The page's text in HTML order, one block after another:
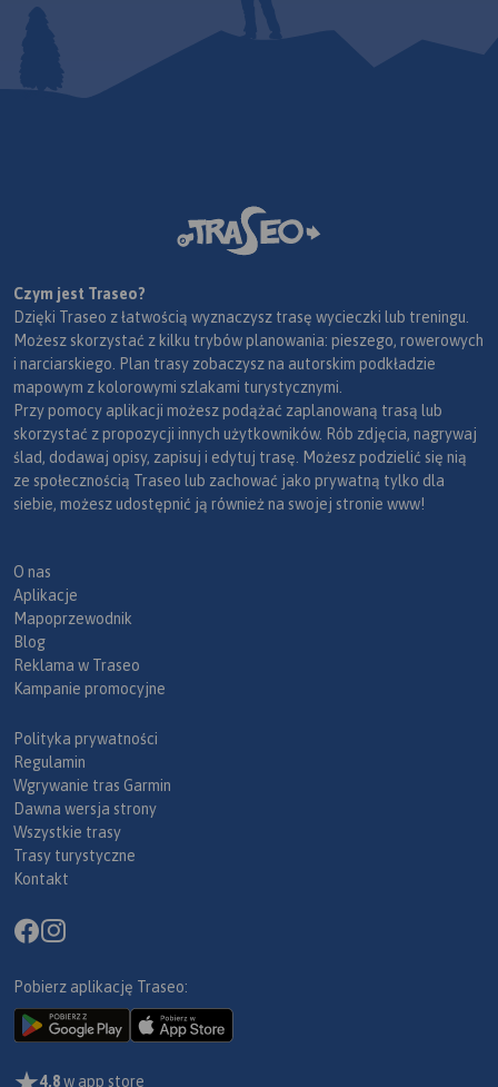
Czym jest Traseo?
Dzięki Traseo z łatwością wyznaczysz trasę wycieczki lub treningu.
Możesz skorzystać z kilku trybów planowania: pieszego, rowerowych
i narciarskiego. Plan trasy zobaczysz na autorskim podkładzie
mapowym z kolorowymi szlakami turystycznymi.
Przy pomocy aplikacji możesz podążać zaplanowaną trasą lub
skorzystać z propozycji innych użytkowników. Rób zdjęcia, nagrywaj
ślad, dodawaj opisy, zapisuj i edytuj trasę. Możesz podzielić się nią
ze społecznością Traseo lub zachować jako prywatną tylko dla
siebie, możesz udostępnić ją również na swojej stronie www!
O nas
Aplikacje
Mapoprzewodnik
Blog
Reklama w Traseo
Kampanie promocyjne
Polityka prywatności
Regulamin
Wgrywanie tras Garmin
Dawna wersja strony
Wszystkie trasy
Trasy turystyczne
Kontakt
Pobierz aplikację Traseo:
4,8w app store